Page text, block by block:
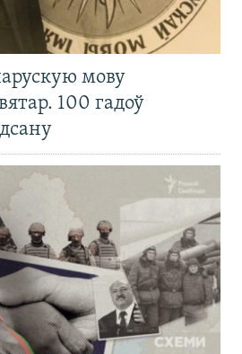
мову
100 гадоў